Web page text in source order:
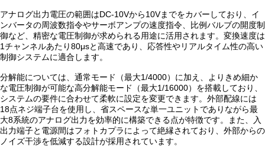
アナログ出力電圧の範囲はDC-10Vから10Vまでをカバーしており、イ
ンバータの周波数指令やサーボアンプの速度指令、比例バルブの開度制
御など、精密な電圧制御が求められる用途に活用されます。変換速度は
1チャンネルあたり80μsと高速であり、応答性やリアルタイム性の高い
制御システムに適合します。
分解能については、通常モード（最大1/4000）に加え、よりきめ細か
な電圧制御が可能な高分解能モード（最大1/16000）を搭載しており、
システムの要件に合わせて柔軟に設定を変更できます。外部配線には
18点ネジ端子台を使用し、省スペースな単一ユニットでありながら最
大8系統のアナログ出力を効率的に構築できる点が特徴です。また、入
出力端子と電源間はフォトカプラによって絶縁されており、外部からの
ノイズ干渉を低減する設計が採用されています。